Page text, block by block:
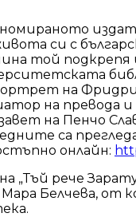
си с
подкрепя и
на
на превода
на Пенчо
са
онлайн:
рече
Белчева, от